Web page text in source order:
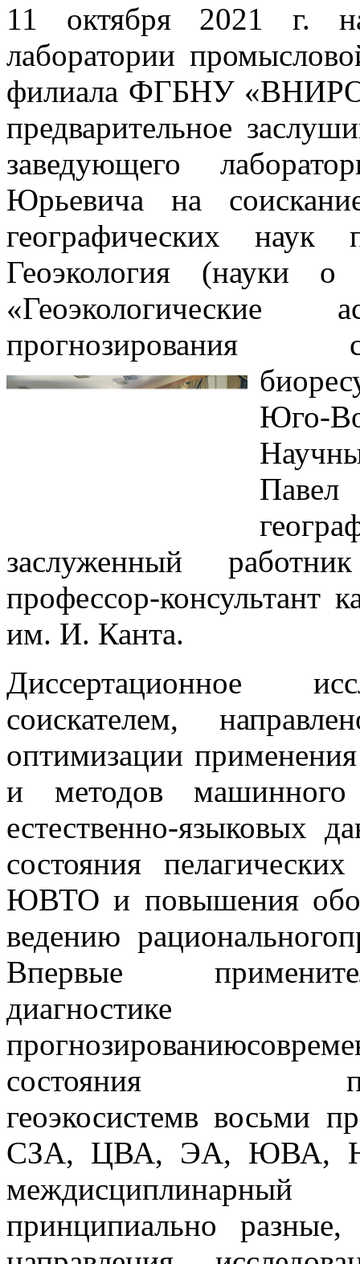
11 октября 2021 г.
лаборатории
филиала ФГБНУ
предварительное
заведующего
Юрьевича на
географических
Геоэкология (науки о
прогнозирования
Юго-
заслуженный
профессор-консультант
им. И. Канта.
Диссертационное
соискателем,
оптимизации
и методов
естественно-языковых
состояния
ЮВТО и повышения
ведению
Впервые
состояния
геоэкосистемв восьми
СЗА, ЦВА, ЭА, ЮВА,
принципиально